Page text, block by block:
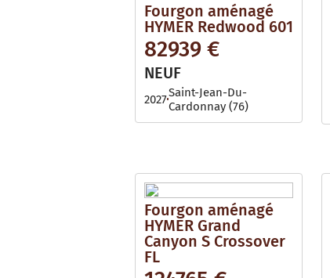
Fourgon aménagé
HYMER Redwood 601
82939 €
NEUF
2027Saint-Jean-Du-
Cardonnay (76)
Fourgon aménagé
HYMER Grand
Canyon S Crossover
FL